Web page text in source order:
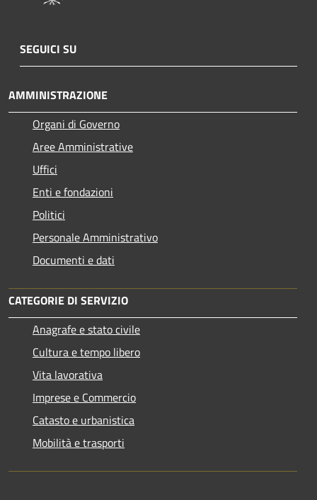
SEGUICI SU
AMMINISTRAZIONE
Organi di Governo
Aree Amministrative
Uffici
Enti e fondazioni
Politici
Personale Amministrativo
Documenti e dati
CATEGORIE DI SERVIZIO
Anagrafe e stato civile
Cultura e tempo libero
Vita lavorativa
Imprese e Commercio
Catasto e urbanistica
Mobilità e trasporti